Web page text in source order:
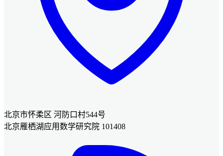
北京市怀柔区 河防口村544号
北京雁栖湖应用数学研究院 101408